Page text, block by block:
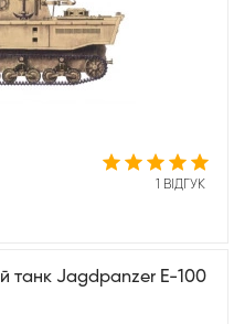
1 ВІДГУК
танк Jagdpanzer E-100